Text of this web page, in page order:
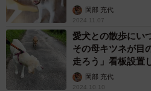
岡部 充代
2024.11.07
愛犬との散歩にい
その母キツネが目
走ろう」看板設置
岡部 充代
2024.10.10